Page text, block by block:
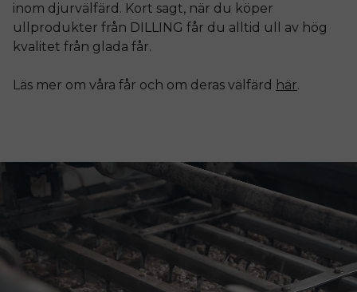
inom djurvälfärd. Kort sagt, när du köper
ullprodukter från DILLING får du alltid ull av hög
kvalitet från glada får.
Läs mer om våra får och om deras välfärd här.